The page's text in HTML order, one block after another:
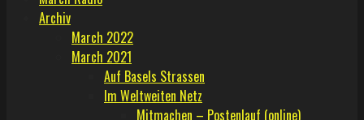
Archiv
March 2022
March 2021
Auf Basels Strassen
Im Weltweiten Netz
Mitmachen – Postenlauf (online)